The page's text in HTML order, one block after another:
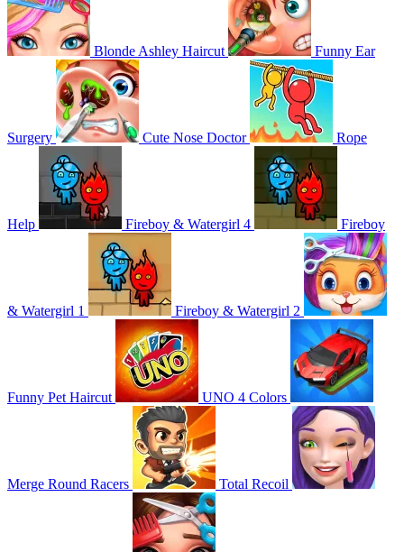
Blonde Ashley Haircut Funny Ear
Surgery Cute Nose Doctor Rope
Help Fireboy & Watergirl 4 Fireboy
& Watergirl 1 Fireboy & Watergirl 2
Funny Pet Haircut UNO 4 Colors
Merge Round Racers Total Recoil